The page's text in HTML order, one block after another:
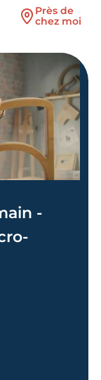
Près de
chez moi
-